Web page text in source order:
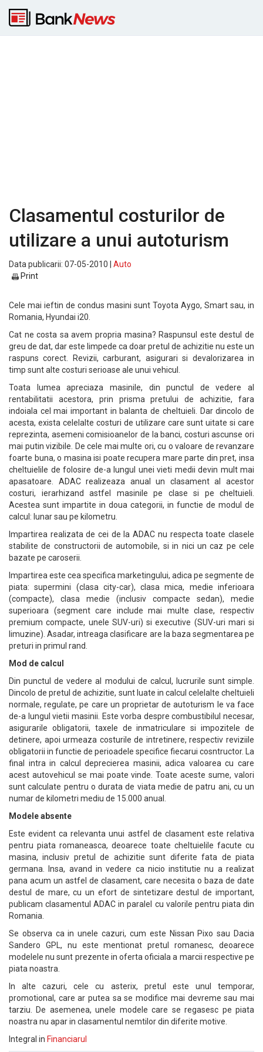
Clasamentul costurilor de
utilizare a unui autoturism
Data publicarii: 07-05-2010 | Auto
Print
Cele mai ieftin de condus masini sunt Toyota Aygo, Smart sau, in
Romania, Hyundai i20.
Cat ne costa sa avem propria masina? Raspunsul este destul de
greu de dat, dar este limpede ca doar pretul de achizitie nu este un
raspuns corect. Revizii, carburant, asigurari si devalorizarea in
timp sunt alte costuri serioase ale unui vehicul.
Toata lumea apreciaza masinile, din punctul de vedere al
rentabilitatii acestora, prin prisma pretului de achizitie, fara
indoiala cel mai important in balanta de cheltuieli. Dar dincolo de
acesta, exista celelalte costuri de utilizare care sunt uitate si care
reprezinta, asemeni comisioanelor de la banci, costuri ascunse ori
mai putin vizibile. De cele mai multe ori, cu o valoare de revanzare
foarte buna, o masina isi poate recupera mare parte din pret, insa
cheltuielile de folosire de-a lungul unei vieti medii devin mult mai
apasatoare. ADAC realizeaza anual un clasament al acestor
costuri, ierarhizand astfel masinile pe clase si pe cheltuieli.
Acestea sunt impartite in doua categorii, in functie de modul de
calcul: lunar sau pe kilometru.
Impartirea realizata de cei de la ADAC nu respecta toate clasele
stabilite de constructorii de automobile, si in nici un caz pe cele
bazate pe caroserii.
Impartirea este cea specifica marketingului, adica pe segmente de
piata: supermini (clasa city-car), clasa mica, medie inferioara
(compacte), clasa medie (inclusiv compacte sedan), medie
superioara (segment care include mai multe clase, respectiv
premium compacte, unele SUV-uri) si executive (SUV-uri mari si
limuzine). Asadar, intreaga clasificare are la baza segmentarea pe
preturi in primul rand.
Mod de calcul
Din punctul de vedere al modului de calcul, lucrurile sunt simple.
Dincolo de pretul de achizitie, sunt luate in calcul celelalte cheltuieli
normale, regulate, pe care un proprietar de autoturism le va face
de-a lungul vietii masinii. Este vorba despre combustibilul necesar,
asigurarile obligatorii, taxele de inmatriculare si impozitele de
detinere, apoi urmeaza costurile de intretinere, respectiv reviziile
obligatorii in functie de perioadele specifice fiecarui cosntructor. La
final intra in calcul deprecierea masinii, adica valoarea cu care
acest autovehicul se mai poate vinde. Toate aceste sume, valori
sunt calculate pentru o durata de viata medie de patru ani, cu un
numar de kilometri mediu de 15.000 anual.
Modele absente
Este evident ca relevanta unui astfel de clasament este relativa
pentru piata romaneasca, deoarece toate cheltuielile facute cu
masina, inclusiv pretul de achizitie sunt diferite fata de piata
germana. Insa, avand in vedere ca nicio institutie nu a realizat
pana acum un astfel de clasament, care necesita o baza de date
destul de mare, cu un efort de sintetizare destul de important,
publicam clasamentul ADAC in paralel cu valorile pentru piata din
Romania.
Se observa ca in unele cazuri, cum este Nissan Pixo sau Dacia
Sandero GPL, nu este mentionat pretul romanesc, deoarece
modelele nu sunt prezente in oferta oficiala a marcii respective pe
piata noastra.
In alte cazuri, cele cu asterix, pretul este unul temporar,
promotional, care ar putea sa se modifice mai devreme sau mai
tarziu. De asemenea, unele modele care se regasesc pe piata
noastra nu apar in clasamentul nemtilor din diferite motive.
Integral in Financiarul